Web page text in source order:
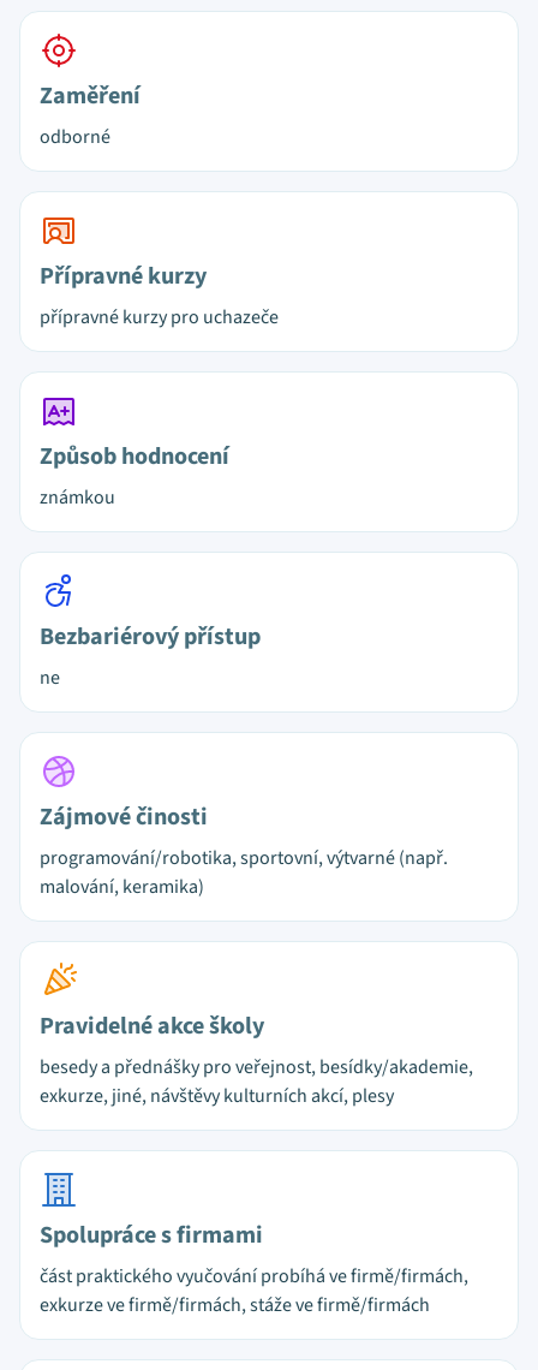
Zaměření
odborné
Přípravné kurzy
přípravné kurzy pro uchazeče
Způsob hodnocení
známkou
Bezbariérový přístup
ne
Zájmové činosti
programování/robotika, sportovní, výtvarné (např.
malování, keramika)
Pravidelné akce školy
besedy a přednášky pro veřejnost, besídky/akademie,
exkurze, jiné, návštěvy kulturních akcí, plesy
Spolupráce s firmami
část praktického vyučování probíhá ve firmě/firmách,
exkurze ve firmě/firmách, stáže ve firmě/firmách